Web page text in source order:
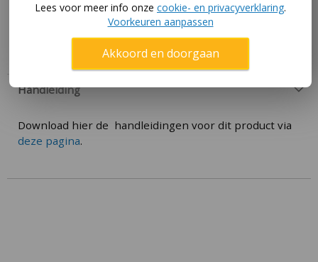
Akrobat trampoline
Handleiding
Download hier de handleidingen voor dit product via
deze pagina.
Lees voor meer info onze cookie- en privacyverklaring.
Voorkeuren aanpassen
Akkoord en doorgaan